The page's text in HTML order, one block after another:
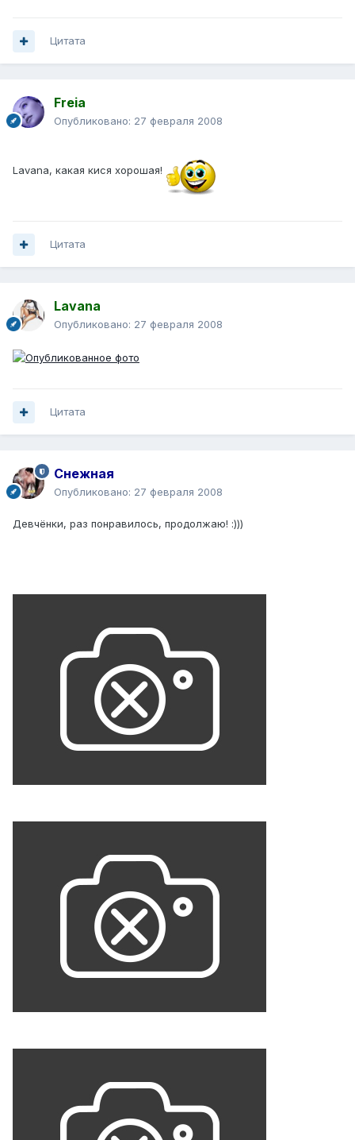
Цитата
Freia
Опубликовано: 27 февраля 2008
Lavana, какая кися хорошая!
Цитата
Lavana
Опубликовано: 27 февраля 2008
Цитата
Снежная
Опубликовано: 27 февраля 2008
Девчёнки, раз понравилось, продолжаю! :)))